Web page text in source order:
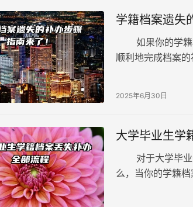
学籍档案遗失
如果你的学籍
顺利地完成档案
2025年6月30日
大学毕业生学
对于大学毕业
么，当你的学籍